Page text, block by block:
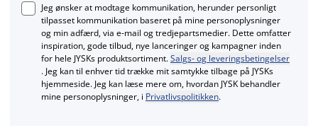
Jeg ønsker at modtage kommunikation, herunder personligt
tilpasset kommunikation baseret på mine personoplysninger
og min adfærd, via e‑mail og tredjepartsmedier. Dette omfatter
inspiration, gode tilbud, nye lanceringer og kampagner inden
for hele JYSKs produktsortiment.Salgs- og leveringsbetingelser
. Jeg kan til enhver tid trække mit samtykke tilbage på JYSKs
hjemmeside. Jeg kan læse mere om, hvordan JYSK behandler
mine personoplysninger, i Privatlivspolitikken.